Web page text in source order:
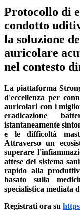
Protocollo di
condotto
la soluzione
auricolare
nel contesto
La piattaforma
d'eccellenza per
auricolari con i
eradicazione
istantaneamente
e le difficoltà
Attraverso un
superare
attese del sistema
rapido alla
basato sulla
specialistica mediata
Registrati ora su